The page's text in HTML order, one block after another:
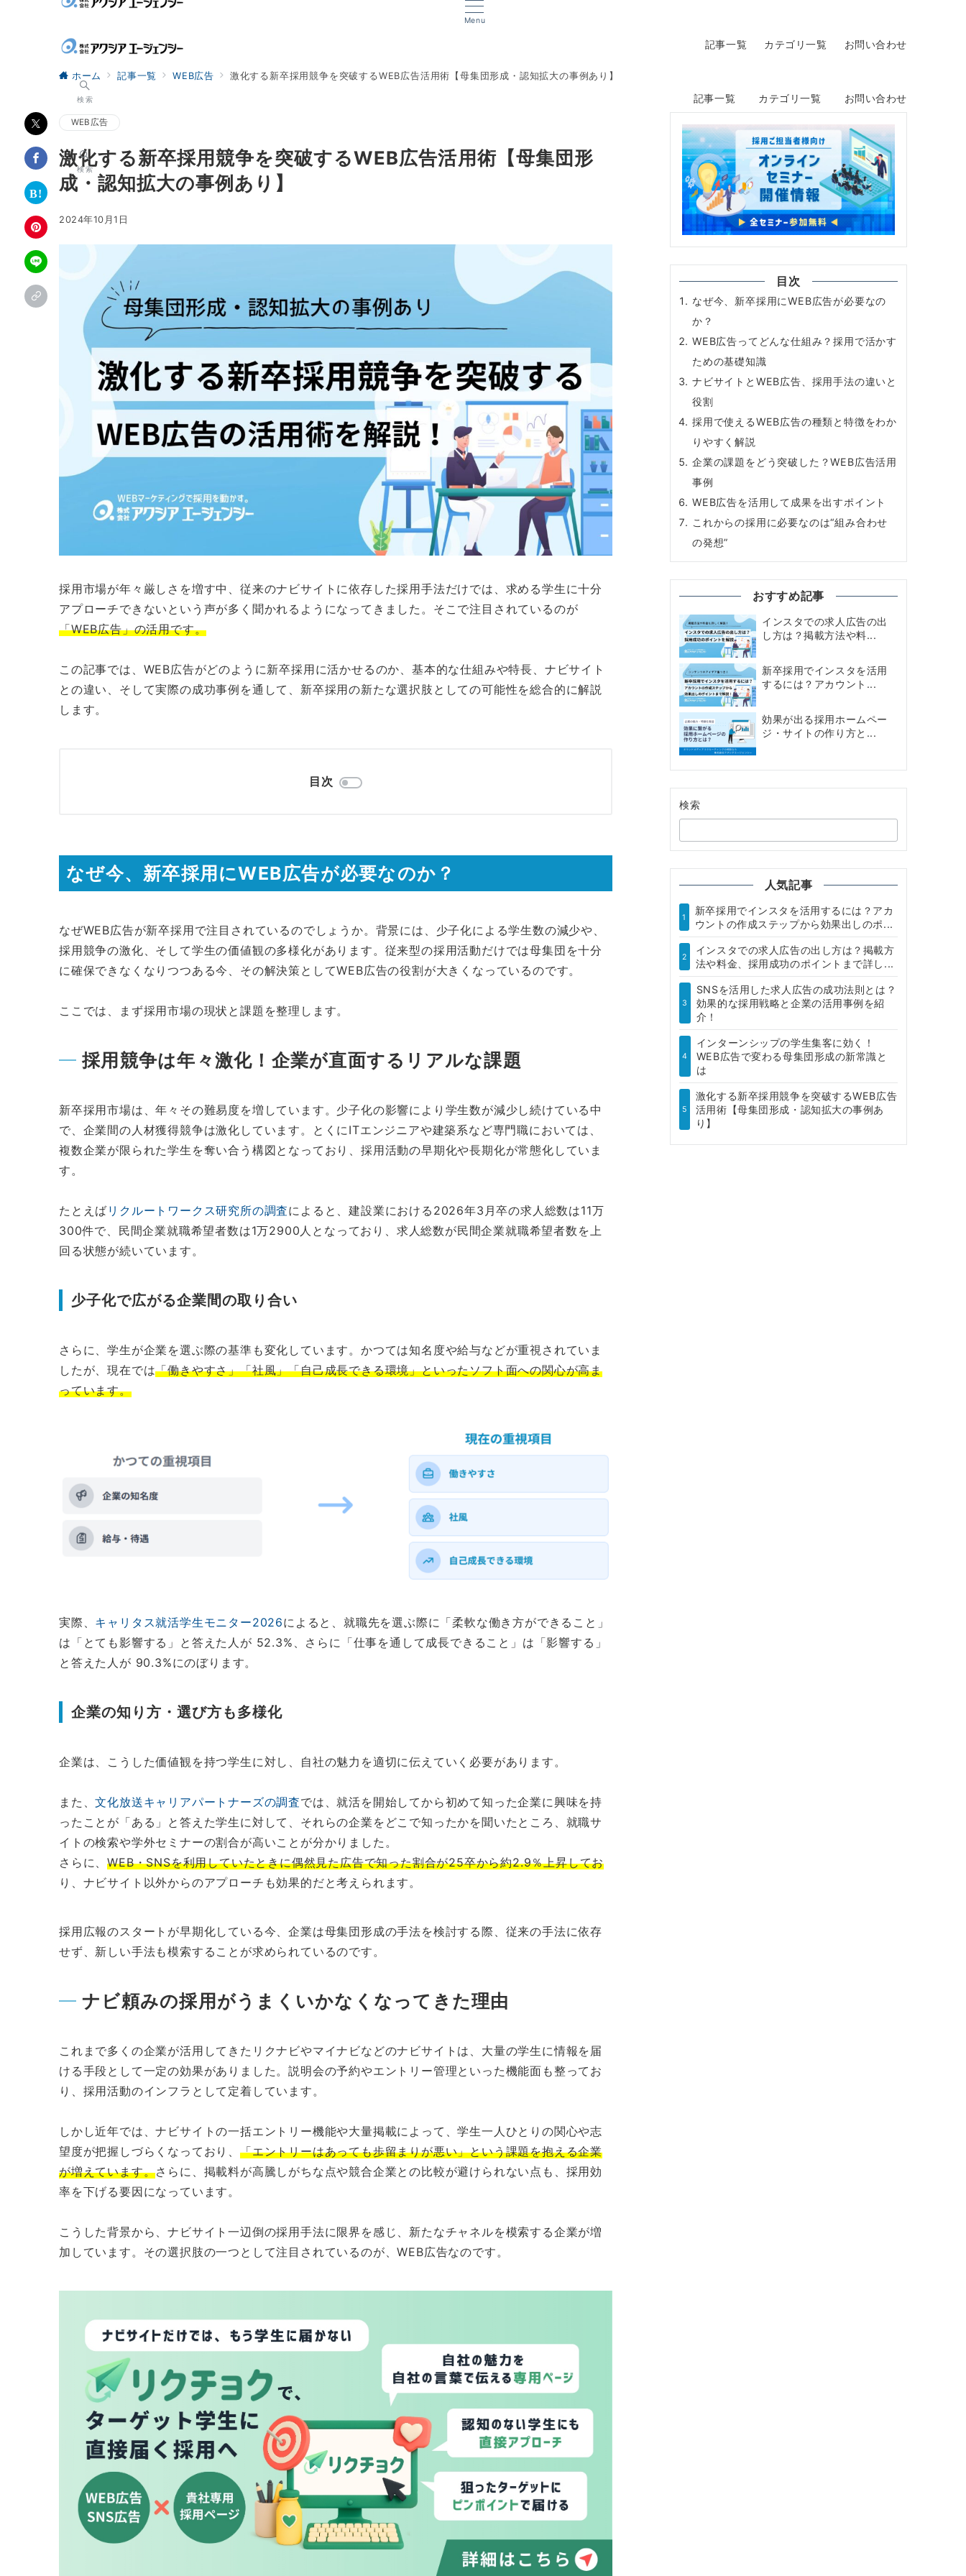
Menu
記事一覧 カテゴリ一覧 お問い合わせ
検索
記事一覧 カテゴリ一覧 お問い合わせ
検索
ホーム 記事一覧 WEB広告 激化する新卒採用競争を突破するWEB広告活用術【母集団形成・認知拡大の事例あり】
WEB広告
激化する新卒採用競争を突破するWEB広告活用術【母集団形
成・認知拡大の事例あり】
2024年10月1日
採用市場が年々厳しさを増す中、従来のナビサイトに依存した採用手法だけでは、求める学生に十分
アプローチできないという声が多く聞かれるようになってきました。そこで注目されているのが
「WEB広告」の活用です。
この記事では、WEB広告がどのように新卒採用に活かせるのか、基本的な仕組みや特長、ナビサイト
との違い、そして実際の成功事例を通して、新卒採用の新たな選択肢としての可能性を総合的に解説
します。
目次
なぜ今、新卒採用にWEB広告が必要なのか？
なぜWEB広告が新卒採用で注目されているのでしょうか。背景には、少子化による学生数の減少や、
採用競争の激化、そして学生の価値観の多様化があります。従来型の採用活動だけでは母集団を十分
に確保できなくなりつつある今、その解決策としてWEB広告の役割が大きくなっているのです。
ここでは、まず採用市場の現状と課題を整理します。
採用競争は年々激化！企業が直面するリアルな課題
新卒採用市場は、年々その難易度を増しています。少子化の影響により学生数が減少し続けている中
で、企業間の人材獲得競争は激化しています。とくにITエンジニアや建築系など専門職においては、
複数企業が限られた学生を奪い合う構図となっており、採用活動の早期化や長期化が常態化していま
す。
たとえば リクルートワークス研究所の調査によると、建設業における2026年3月卒の求人総数は11万
300件で、民間企業就職希望者数は1万2900人となっており、求人総数が民間企業就職希望者数を上
回る状態が続いています。
少子化で広がる企業間の取り合い
さらに、学生が企業を選ぶ際の基準も変化しています。かつては知名度や給与などが重視されていま
したが、現在では「働きやすさ」「社風」「自己成長できる環境」といったソフト面への関心が高ま
っています。
実際、 キャリタス就活学生モニター2026によると、就職先を選ぶ際に「柔軟な働き方ができること」
は「とても影響する」と答えた人が 52.3%、さらに「仕事を通して成長できること」は「影響する」
と答えた人が 90.3%にのぼります。
企業の知り方・選び方も多様化
企業は、こうした価値観を持つ学生に対し、自社の魅力を適切に伝えていく必要があります。
また、文化放送キャリアパートナーズの調査では、就活を開始してから初めて知った企業に興味を持
ったことが「ある」と答えた学生に対して、それらの企業をどこで知ったかを聞いたところ、就職サ
イトの検索や学外セミナーの割合が高いことが分かりました。
さらに、WEB・SNSを利用していたときに偶然見た広告で知った割合が25卒から約2.9％上昇してお
り、ナビサイト以外からのアプローチも効果的だと考えられます。
採用広報のスタートが早期化している今、企業は母集団形成の手法を検討する際、従来の手法に依存
せず、新しい手法も模索することが求められているのです。
ナビ頼みの採用がうまくいかなくなってきた理由
これまで多くの企業が活用してきたリクナビやマイナビなどのナビサイトは、大量の学生に情報を届
ける手段として一定の効果がありました。説明会の予約やエントリー管理といった機能面も整ってお
り、採用活動のインフラとして定着しています。
しかし近年では、ナビサイトの一括エントリー機能や大量掲載によって、学生一人ひとりの関心や志
望度が把握しづらくなっており、「エントリーはあっても歩留まりが悪い」という課題を抱える企業
が増えています。さらに、掲載料が高騰しがちな点や競合企業との比較が避けられない点も、採用効
率を下げる要因になっています。
こうした背景から、ナビサイト一辺倒の採用手法に限界を感じ、新たなチャネルを模索する企業が増
加しています。その選択肢の一つとして注目されているのが、WEB広告なのです。
目次
なぜ今、新卒採用にWEB広告が必要なの
か？
WEB広告ってどんな仕組み？採用で活かす
ための基礎知識
ナビサイトとWEB広告、採用手法の違いと
役割
採用で使えるWEB広告の種類と特徴をわか
りやすく解説
企業の課題をどう突破した？WEB広告活用
事例
WEB広告を活用して成果を出すポイント
これからの採用に必要なのは“組み合わせ
の発想”
おすすめ記事
インスタでの求人広告の出
し方は？掲載方法や料...
新卒採用でインスタを活用
するには？アカウント...
効果が出る採用ホームペー
ジ・サイトの作り方と...
検索
人気記事
1
新卒採用でインスタを活用するには？アカ
ウントの作成ステップから効果出しのポ...
2
インスタでの求人広告の出し方は？掲載方
法や料金、採用成功のポイントまで詳し...
3
SNSを活用した求人広告の成功法則とは？
効果的な採用戦略と企業の活用事例を紹
介！
4
インターンシップの学生集客に効く！
WEB広告で変わる母集団形成の新常識と
は
5
激化する新卒採用競争を突破するWEB広告
活用術【母集団形成・認知拡大の事例あ
り】